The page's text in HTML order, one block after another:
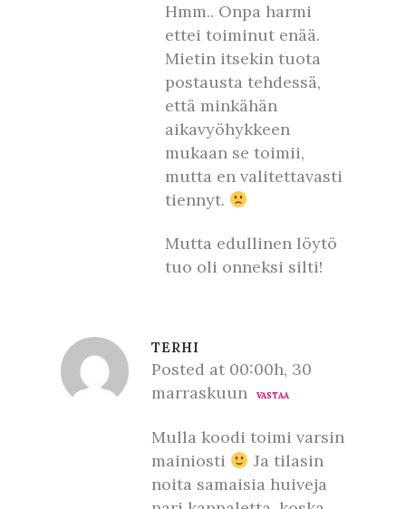
Hmm.. Onpa harmi
ettei toiminut enää.
Mietin itsekin tuota
postausta tehdessä,
että minkähän
aikavyöhykkeen
mukaan se toimii,
mutta en valitettavasti
tiennyt.
Mutta edullinen löytö
tuo oli onneksi silti!
TERHI
Posted at 00:00h, 30
marraskuun
VASTAA
Mulla koodi toimi varsin
mainiosti
Ja tilasin
noita samaisia huiveja